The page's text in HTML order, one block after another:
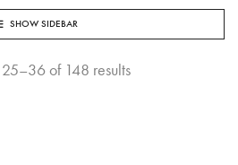
SHOW SIDEBAR
of 148 results